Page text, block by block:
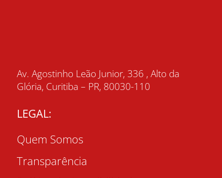
Av. Agostinho Leão Junior, 336 , Alto da
Glória, Curitiba – PR, 80030-110
LEGAL:
Quem Somos
Transparência